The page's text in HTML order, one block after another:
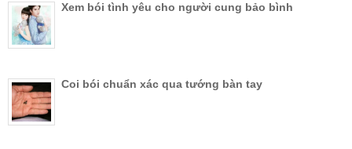
Xem bói tình yêu cho người cung bảo bình
Coi bói chuẩn xác qua tướng bàn tay